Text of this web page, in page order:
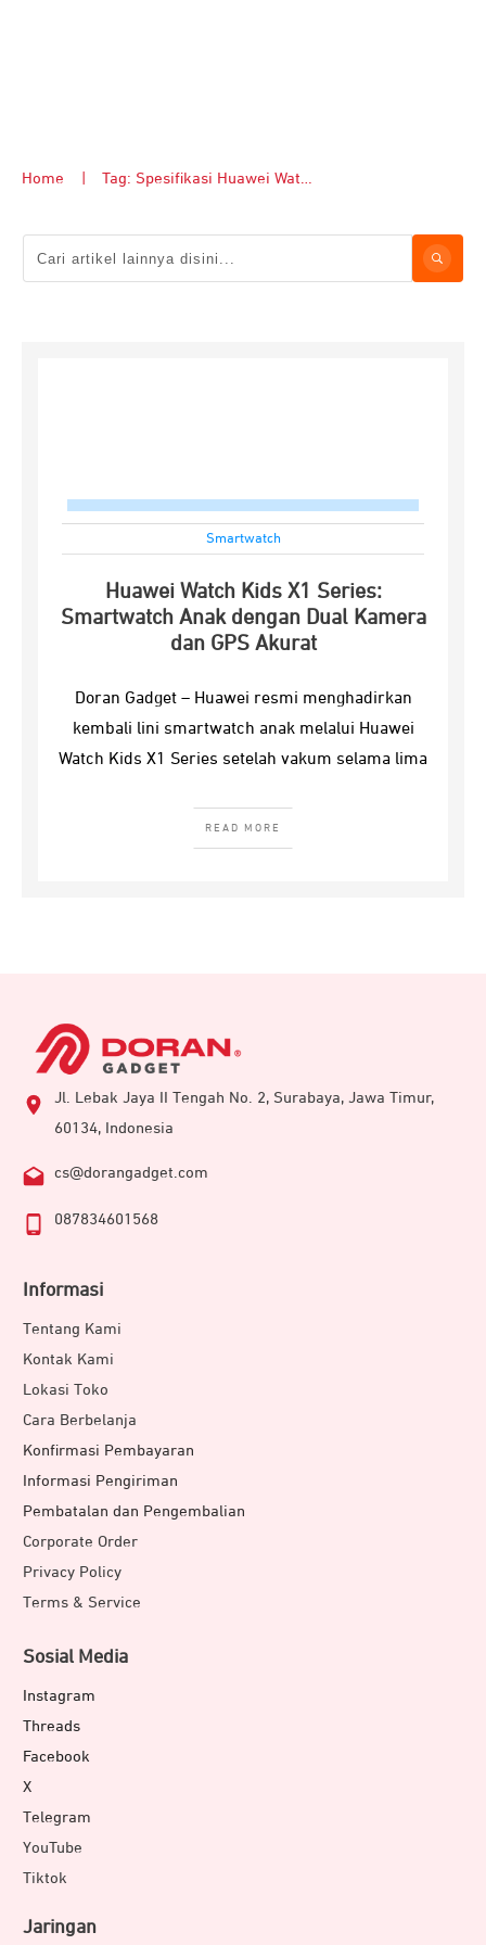
Home Tag: Spesifikasi Huawei Watch Kids X1 Pro
Smartwatch
Huawei Watch Kids X1 Series:
Smartwatch Anak dengan Dual Kamera
dan GPS Akurat
Doran Gadget – Huawei resmi menghadirkan
kembali lini smartwatch anak melalui Huawei
Watch Kids X1 Series setelah vakum selama lima
READ MORE
Jl. Lebak Jaya II Tengah No. 2, Surabaya, Jawa Timur,
60134, Indonesia
cs@dorangadget.com
087834601568
Informasi
Tentang Kami
Kontak Kami
Lokasi Toko
Cara Berbelanja
Konfirmasi Pembayaran
Informasi Pengiriman
Pembatalan dan Pengembalian
Corporate Order
Privacy Policy
Terms & Service
Sosial Media
Instagram
Threads
Facebook
X
Telegram
YouTube
Tiktok
Jaringan